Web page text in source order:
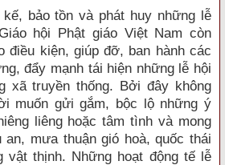
bảo tồn và phát huy những lễ
hội Phật giáo Việt Nam còn
điều kiện, giúp đỡ, ban hành các
đẩy mạnh tái hiện những lễ hội
xã truyền thống. Bởi đây không
muốn gửi gắm, bộc lộ những ý
liêng hoặc tâm tình và mong
an, mưa thuận gió hoà, quốc thái
vật thịnh. Những hoạt động tế lễ